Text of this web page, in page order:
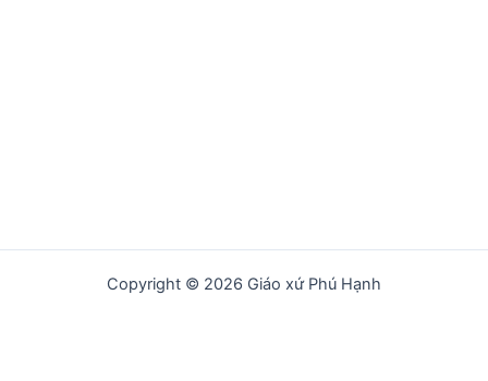
Copyright © 2026 Giáo xứ Phú Hạnh